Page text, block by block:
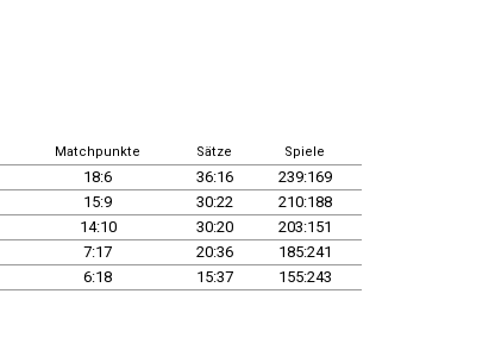
Matchpunkte Sätze Spiele
18:6 36:16
239:169
15:9 30:22
210:188
14:10 30:20
203:151
7:17 20:36
185:241
6:18 15:37 155:243